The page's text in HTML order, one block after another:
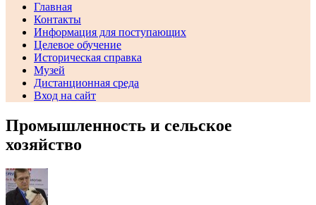
Главная
Контакты
Информация для поступающих
Целевое обучение
Историческая справка
Музей
Дистанционная среда
Вход на сайт
Промышленность и сельское
хозяйство